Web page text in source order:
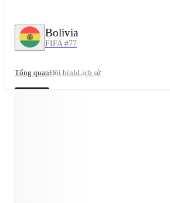
Bolivia
FIFA #77
Tổng quanĐội hìnhLịch sử